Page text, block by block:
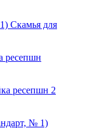
Скамья для
ресепшн
ресепшн 2